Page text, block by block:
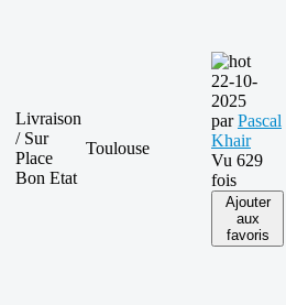
Livraison
/ Sur
Place
Bon Etat
Toulouse
22-10-
2025
parPascal
Khair
Vu 629
fois
Ajouter
aux
favoris